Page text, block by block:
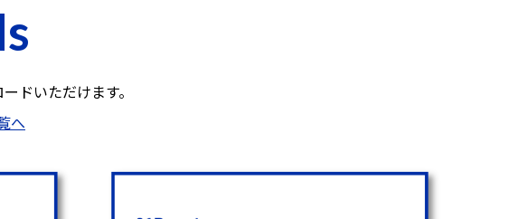
ドいただけます。
へ